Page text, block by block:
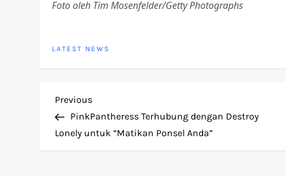
Foto oleh Tim Mosenfelder/Getty Photographs
LATEST NEWS
P
o
Previous
Post
Previous
PinkPantheress Terhubung dengan Destroy
Lonely untuk “Matikan Ponsel Anda”